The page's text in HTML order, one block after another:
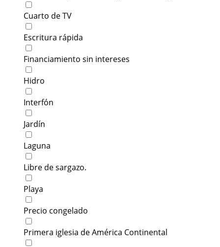
Cuarto de TV
Escritura rápida
Financiamiento sin intereses
Hidro
Interfón
Jardín
Laguna
Libre de sargazo.
Playa
Precio congelado
Primera iglesia de América Continental